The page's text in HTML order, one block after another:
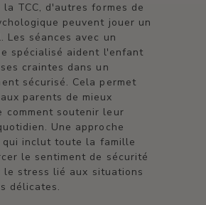
TCC, d'autres formes de
peuvent jouer un
Les séances avec un
spécialisé aident l'enfant
craintes dans un
sécurisé. Cela permet
parents de mieux
comment soutenir leur
Une approche
qui inclut toute la famille
le sentiment de sécurité
le stress lié aux situations
délicates.